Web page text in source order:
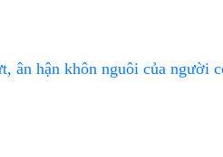
ân hận khôn nguôi của người